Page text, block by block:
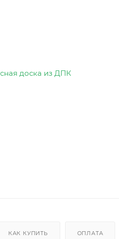
КАК КУПИТЬ ОПЛАТА